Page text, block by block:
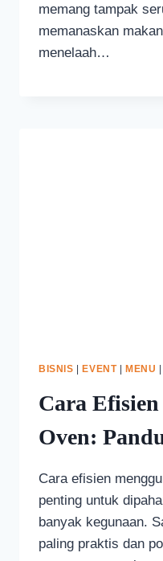
memang tampak
memanaskan
menelaah…
BISNIS EVENT| MENU
Cara
Oven:
Cara efisien
penting untuk
banyak kegunaan.
paling praktis dan